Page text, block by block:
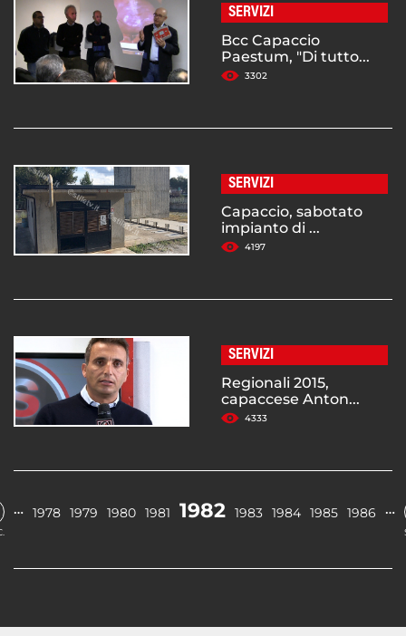
SERVIZI
Bcc Capaccio
Paestum, "Di tutto...
3302
SERVIZI
Capaccio, sabotato
impianto di ...
4197
SERVIZI
Regionali 2015,
capaccese Anton...
4333
… 1978 1979 1980 1981 1982 1983 1984 1985 1986 …